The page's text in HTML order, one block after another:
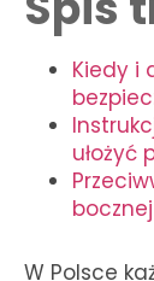
Kiedy i
ułożyć
W Polsce